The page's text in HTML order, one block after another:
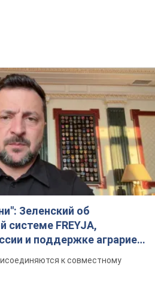
Зеленский об
системе FREYJA,
и поддержке аграриев.
к совместному